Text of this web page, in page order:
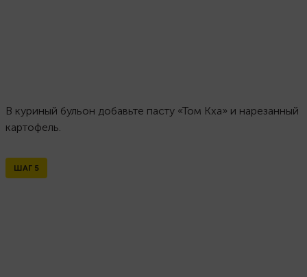
В куриный бульон добавьте пасту «Том Кха» и нарезанный
картофель.
ШАГ 5